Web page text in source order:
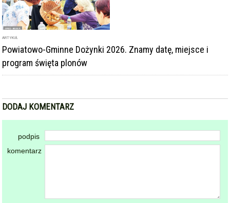
ARTYKUŁ
Powiatowo-Gminne Dożynki 2026. Znamy datę, miejsce i
program święta plonów
DODAJ KOMENTARZ
podpis
komentarz